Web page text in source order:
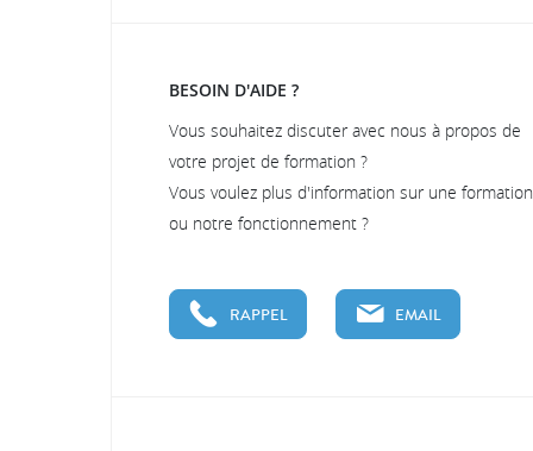
BESOIN D'AIDE ?
Vous souhaitez discuter avec nous à propos de
votre projet de formation ?
Vous voulez plus d'information sur une formation
ou notre fonctionnement ?
RAPPEL EMAIL